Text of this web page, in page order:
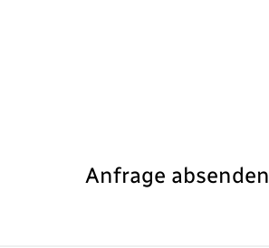
Anfrage absenden